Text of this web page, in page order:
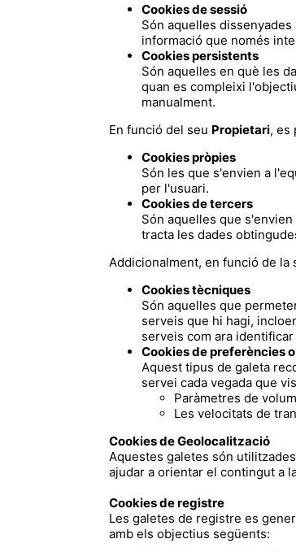
Cookies de sessió
Són aquelles
informació que només
Cookies persistents
Són aquelles en què les
quan es compleixi
manualment.
En funció del seu Propietari, es
Cookies pròpies
Són les que s'envien a
per l'usuari.
Cookies de tercers
Són aquelles que
tracta les dades
Addicionalment, en funció de la
Cookies tècniques
Són aquelles que
serveis que hi hagi,
serveis com ara
Cookies de preferències
Aquest tipus de galeta
servei cada vegada que
Paràmetres de
Les velocitats de
Cookies de Geolocalització
Aquestes galetes són
ajudar a orientar el contingut a
Cookies de registre
Les galetes de registre es
amb els objectius següents: